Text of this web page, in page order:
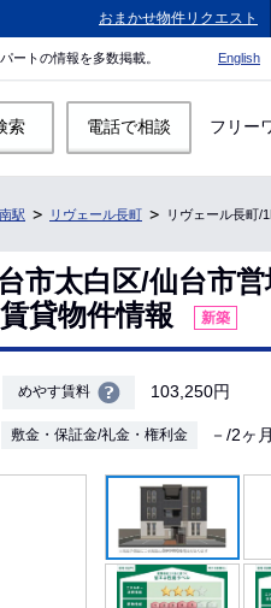
おまかせ物件リクエスト
ートの情報を多数掲載。 English
索 電話で相談 フリー
駅 リヴェール長町 リヴェール長町/
市太白区/仙台市
貸物件情報
新築
めやす賃料 103,250円
敷金・保証金/礼金・権利金 －/2ヶ月